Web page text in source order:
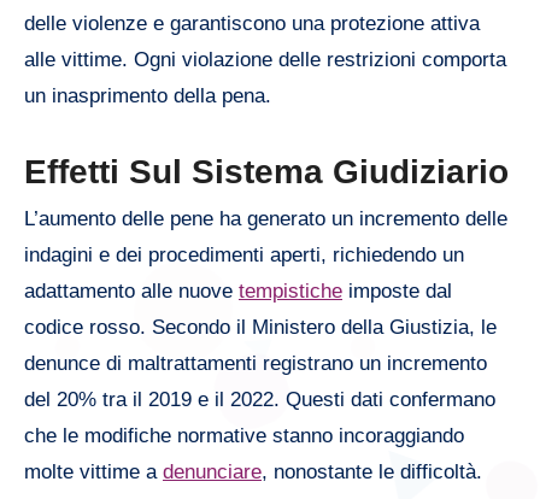
delle violenze e garantiscono una protezione attiva
alle vittime. Ogni violazione delle restrizioni comporta
un inasprimento della pena.
Effetti Sul Sistema Giudiziario
L’aumento delle pene ha generato un incremento delle
indagini e dei procedimenti aperti, richiedendo un
adattamento alle nuove tempistiche imposte dal
codice rosso. Secondo il Ministero della Giustizia, le
denunce di maltrattamenti registrano un incremento
del 20% tra il 2019 e il 2022. Questi dati confermano
che le modifiche normative stanno incoraggiando
molte vittime a denunciare, nonostante le difficoltà.